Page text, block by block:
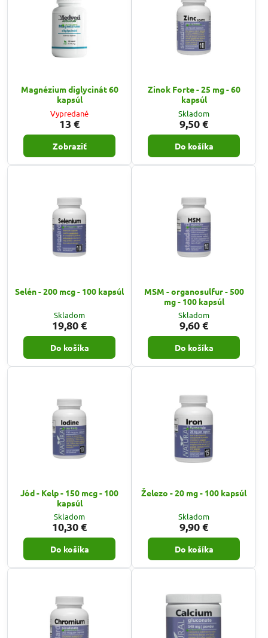
Magnézium diglycinát 60
kapsúl
Vypredané
13 €
Zobraziť
Zinok Forte - 25 mg - 60
kapsúl
Skladom
9,50 €
Do košíka
Selén - 200 mcg - 100 kapsúl
Skladom
19,80 €
Do košíka
MSM - organosulfur - 500
mg - 100 kapsúl
Skladom
9,60 €
Do košíka
Jód - Kelp - 150 mcg - 100
kapsúl
Skladom
10,30 €
Do košíka
Železo - 20 mg - 100 kapsúl
Skladom
9,90 €
Do košíka